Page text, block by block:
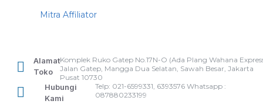
Mitra Affiliator
Alamat
Toko
Komplek Ruko Gatep No.17N-O (Ada Plang Wahana
Jalan Gatep, Mangga Dua Selatan, Sawah Besar, Jakarta
Pusat 10730
Hubungi
Kami
Telp: 021-6599331, 6393576 Whatsapp :
087880233199